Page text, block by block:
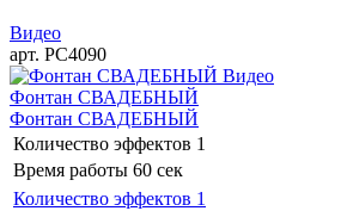
Видео
арт. РС4090
Видео
Фонтан СВАДЕБНЫЙ
Фонтан СВАДЕБНЫЙ
Количество эффектов 1
Время работы 60 сек
Количество эффектов 1